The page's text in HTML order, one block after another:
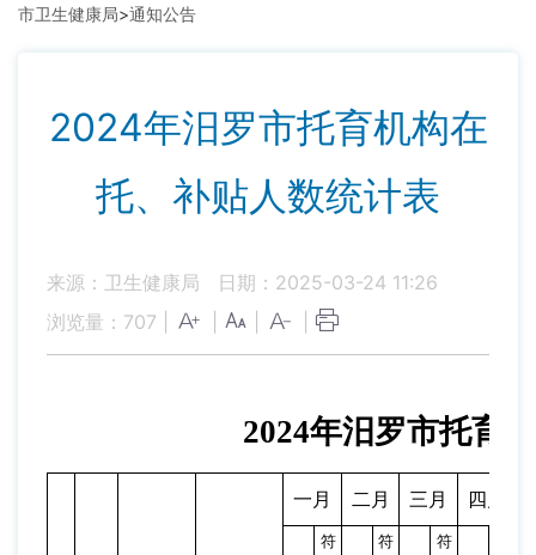
市卫生健康局>通知公告
2024年汨罗市托育机构在
托、补贴人数统计表
来源：卫生健康局
日期：2025-03-24 11:26
浏览量： 707
2024年汨罗市托育
一月 二月 三月 四月
符
符
符